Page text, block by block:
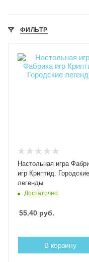
ФИЛЬТР
Настольная игра
игр Криптид. Городские
легенды
Достаточно
55.40 руб.
В корзину